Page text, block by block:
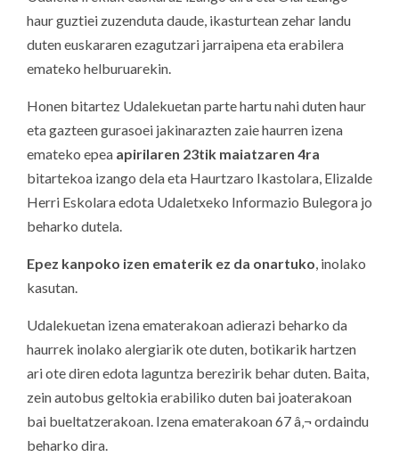
haur guztiei zuzenduta daude, ikasturtean zehar landu
duten euskararen ezagutzari jarraipena eta erabilera
emateko helburuarekin.
Honen bitartez Udalekuetan parte hartu nahi duten haur
eta gazteen gurasoei jakinarazten zaie haurren izena
emateko epea apirilaren 23tik maiatzaren 4ra
bitartekoa izango dela eta Haurtzaro Ikastolara, Elizalde
Herri Eskolara edota Udaletxeko Informazio Bulegora jo
beharko dutela.
Epez kanpoko izen ematerik ez da onartuko, inolako
kasutan.
Udalekuetan izena ematerakoan adierazi beharko da
haurrek inolako alergiarik ote duten, botikarik hartzen
ari ote diren edota laguntza berezirik behar duten. Baita,
zein autobus geltokia erabiliko duten bai joaterakoan
bai bueltatzerakoan. Izena ematerakoan 67 â‚¬ ordaindu
beharko dira.